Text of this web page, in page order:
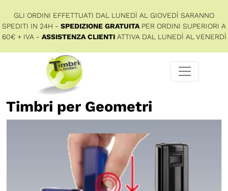
GLI ORDINI EFFETTUATI DAL LUNEDÌ AL GIOVEDÌ SARANNO
SPEDITI IN 24H - SPEDIZIONE GRATUITA PER ORDINI SUPERIORI A
60€ + IVA - ASSISTENZA CLIENTIATTIVA DAL LUNEDÌ AL VENERDÌ
Timbri per Geometri